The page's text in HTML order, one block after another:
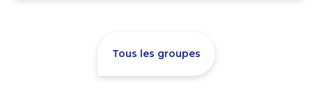
Tous les groupes